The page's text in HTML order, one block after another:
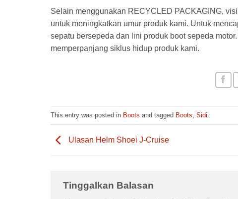
Selain menggunakan RECYCLED PACKAGING,
untuk meningkatkan umur produk kami. Untuk
sepatu bersepeda dan lini produk boot sepeda
memperpanjang siklus hidup produk kami.
This entry was posted in Boots and tagged Boots Sidi
Ulasan Helm Shoei J-Cruise
Tinggalkan Balasan